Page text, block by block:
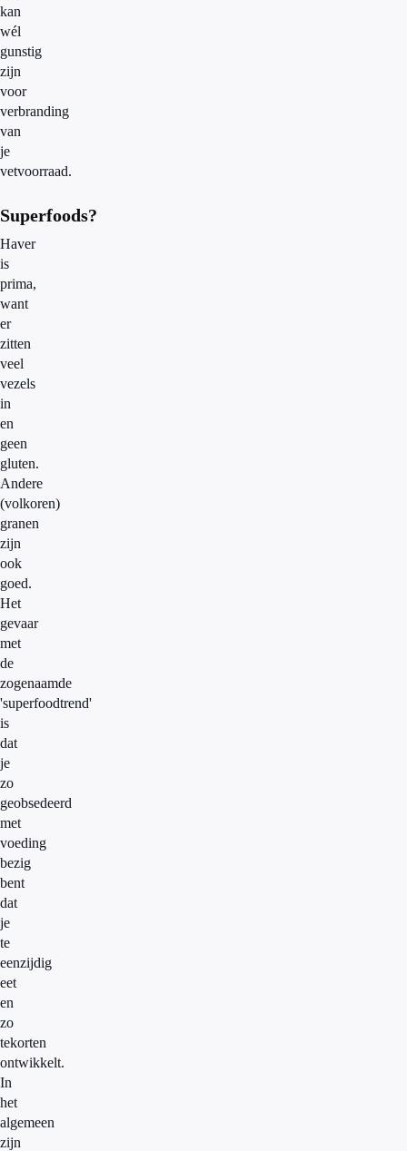
kan
wél
gunstig
zijn
voor
verbranding
van
je
vetvoorraad.
Superfoods?
Haver
is
prima,
want
er
zitten
veel
vezels
in
en
geen
gluten.
Andere
(volkoren)
granen
zijn
ook
goed.
Het
gevaar
met
de
zogenaamde
'superfoodtrend'
is
dat
je
zo
geobsedeerd
met
voeding
bezig
bent
dat
je
te
eenzijdig
eet
en
zo
tekorten
ontwikkelt.
In
het
algemeen
zijn